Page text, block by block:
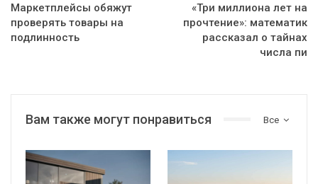
Маркетплейсы обяжут
проверять товары на
подлинность
«Три миллиона лет на
прочтение»: математик
рассказал о тайнах
числа пи
Все
Вам также могут понравиться